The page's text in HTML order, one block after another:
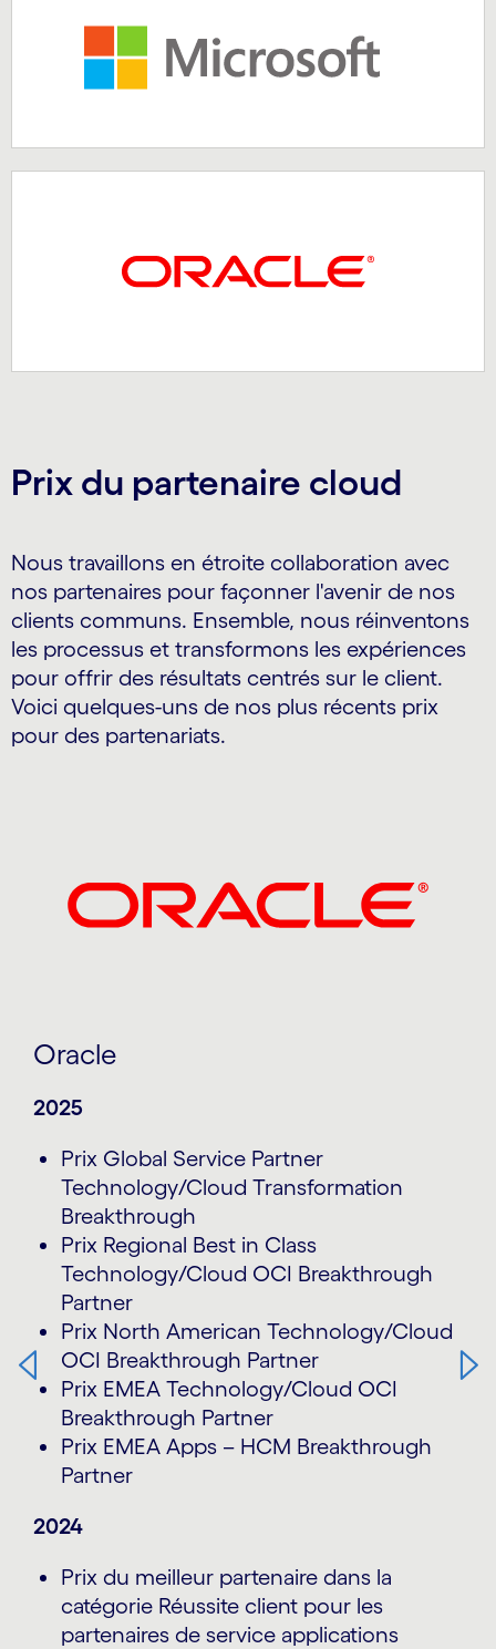
Prix du partenaire cloud
Nous travaillons en étroite collaboration avec
nos partenaires pour façonner l'avenir de nos
clients communs. Ensemble, nous réinventons
les processus et transformons les expériences
pour offrir des résultats centrés sur le client.
Voici quelques-uns de nos plus récents prix
pour des partenariats.
Oracle
2025
Prix Global Service Partner
Technology/Cloud Transformation
Breakthrough
Prix Regional Best in Class
Technology/Cloud OCI Breakthrough
Partner
Prix North American Technology/Cloud
OCI Breakthrough Partner
Prix EMEA Technology/Cloud OCI
Breakthrough Partner
Prix EMEA Apps – HCM Breakthrough
Partner
2024
Prix du meilleur partenaire dans la
catégorie Réussite client pour les
partenaires de service applications